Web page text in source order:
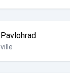
Pavlohrad
ville